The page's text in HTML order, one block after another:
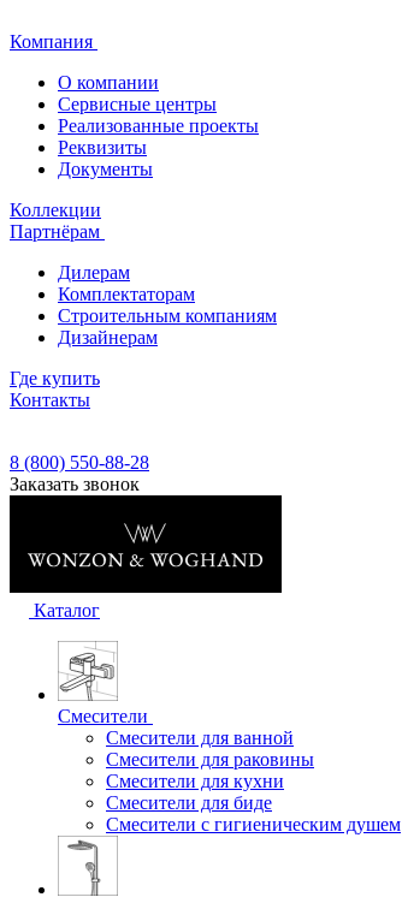
Компания
О компании
Сервисные центры
Реализованные проекты
Реквизиты
Документы
Коллекции
Партнёрам
Дилерам
Комплектаторам
Строительным компаниям
Дизайнерам
Где купить
Контакты
8 (800) 550-88-28
Заказать звонок
Каталог
Смесители
Смесители для ванной
Смесители для раковины
Смесители для кухни
Смесители для биде
Смесители с гигиеническим душем